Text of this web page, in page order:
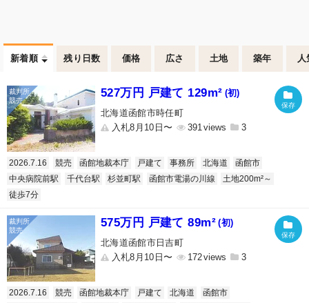
新着順 残り日数 価格 広さ 土地 築年 人
527万円 戸建て 129m² (初)
北海道函館市時任町
入札8月10日〜
391 3
2026.7.16 競売 函館地裁本庁 戸建て 事務所 北海道
函館市
中央病院前駅
千代台駅 杉並町駅 函館市電湯の川線
土地200m²～
徒歩7分
575万円 戸建て 89m² (初)
北海道函館市日吉町
入札8月10日〜
172 3
2026.7.16 競売 函館地裁本庁 戸建て 北海道
函館市